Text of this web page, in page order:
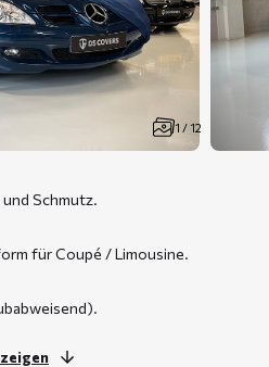
1 / 12
Schmutz.
für Coupé / Limousine.